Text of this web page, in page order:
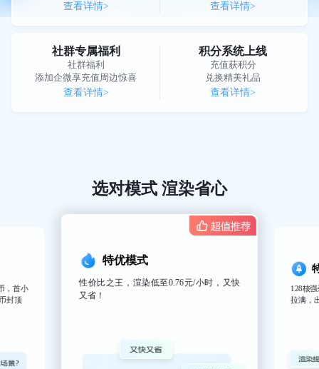
查看详情>
查看详情>
社群专属福利
社群福利
添加企微享充值周边惊喜
查看详情>
积分系统上线
充值获积分
兑换精美礼品
查看详情>
选对模式 渲染省心
染低至0.76元/小时，又快
128核强劲线程，256G超大内存，渲染效率